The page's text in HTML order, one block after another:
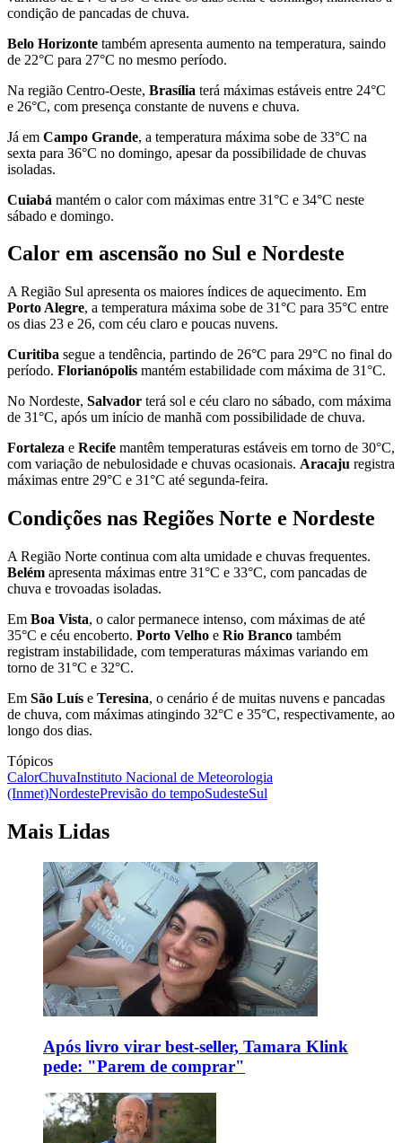
condição de pancadas de chuva.
Belo Horizonte também apresenta aumento na temperatura, saindo
de 22°C para 27°C no mesmo período.
Na região Centro-Oeste, Brasília terá máximas estáveis entre 24°C
e 26°C, com presença constante de nuvens e chuva.
Já em Campo Grande, a temperatura máxima sobe de 33°C na
sexta para 36°C no domingo, apesar da possibilidade de chuvas
isoladas.
Cuiabá mantém o calor com máximas entre 31°C e 34°C neste
sábado e domingo.
Calor em ascensão no Sul e Nordeste
A Região Sul apresenta os maiores índices de aquecimento. Em
Porto Alegre, a temperatura máxima sobe de 31°C para 35°C entre
os dias 23 e 26, com céu claro e poucas nuvens.
Curitiba segue a tendência, partindo de 26°C para 29°C no final do
período. Florianópolis mantém estabilidade com máxima de 31°C.
No Nordeste, Salvador terá sol e céu claro no sábado, com máxima
de 31°C, após um início de manhã com possibilidade de chuva.
Fortaleza e Recife mantêm temperaturas estáveis em torno de 30°C,
com variação de nebulosidade e chuvas ocasionais. Aracaju registra
máximas entre 29°C e 31°C até segunda-feira.
Condições nas Regiões Norte e Nordeste
A Região Norte continua com alta umidade e chuvas frequentes.
Belém apresenta máximas entre 31°C e 33°C, com pancadas de
chuva e trovoadas isoladas.
Em Boa Vista, o calor permanece intenso, com máximas de até
35°C e céu encoberto. Porto Velho e Rio Branco também
registram instabilidade, com temperaturas máximas variando em
torno de 31°C e 32°C.
Em São Luís e Teresina, o cenário é de muitas nuvens e pancadas
de chuva, com máximas atingindo 32°C e 35°C, respectivamente, ao
longo dos dias.
Tópicos
CalorChuvaInstituto Nacional de Meteorologia
(Inmet)NordestePrevisão do tempoSudesteSul
Mais Lidas
Após livro virar best-seller, Tamara Klink
pede: "Parem de comprar"